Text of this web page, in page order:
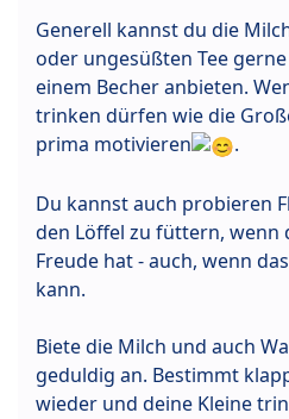
Generell kannst du die
oder ungesüßten Tee
einem Becher anbieten.
trinken dürfen wie die
prima motivieren
.
Du kannst auch probieren
den Löffel zu füttern, wenn
Freude hat - auch, wenn
kann.
Biete die Milch und auch
geduldig an. Bestimmt
wieder und deine Kleine